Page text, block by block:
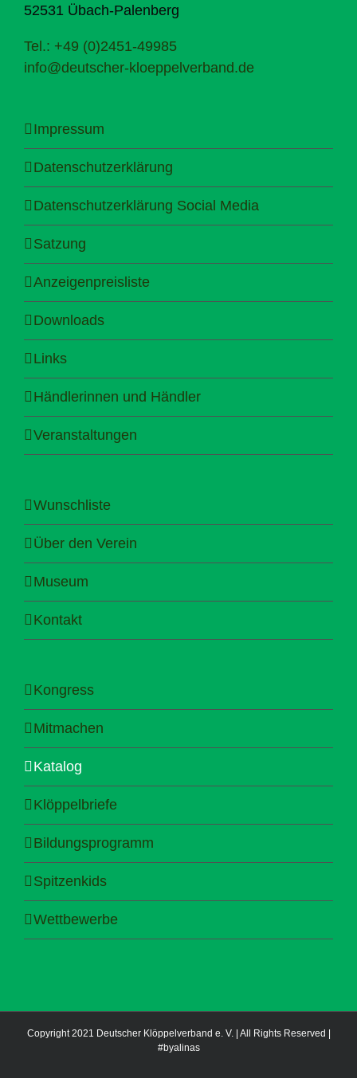
52531 Übach-Palenberg
Tel.: +49 (0)2451-49985
info@deutscher-kloeppelverband.de
Impressum
Datenschutzerklärung
Datenschutzerklärung Social Media
Satzung
Anzeigenpreisliste
Downloads
Links
Händlerinnen und Händler
Veranstaltungen
Wunschliste
Über den Verein
Museum
Kontakt
Kongress
Mitmachen
Katalog
Klöppelbriefe
Bildungsprogramm
Spitzenkids
Wettbewerbe
Copyright 2021 Deutscher Klöppelverband e. V. | All Rights Reserved |
#byalinas